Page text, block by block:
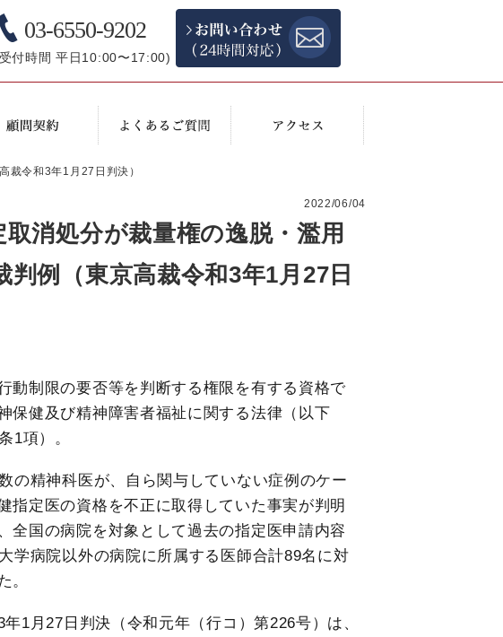
03-6550-9202
付時間 平日10:00〜17:00)
裁令和3年1月27日判決）
2022/06/04
消処分が裁量権の逸脱・濫用
例（東京高裁令和3年1月27日
動制限の要否等を判断する権限を有する資格で
保健及び精神障害者福祉に関する法律（以下
1項）。
の精神科医が、自ら関与していない症例のケー
指定医の資格を不正に取得していた事実が判明
全国の病院を対象として過去の指定医申請内容
学病院以外の病院に所属する医師合計89名に対
。
1月27日判決（令和元年（行コ）第226号）は、